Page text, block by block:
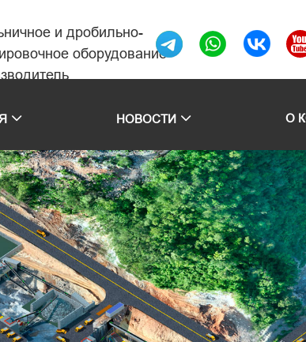
и дробильно-
оборудование
НОВОСТИ O